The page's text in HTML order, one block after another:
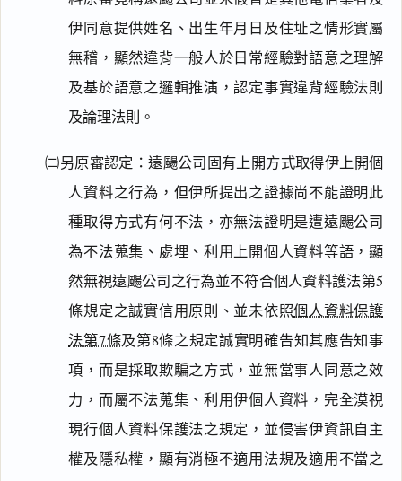
伊同意提供姓名、出生年月日及住址之情形實屬
無稽，顯然違背一般人於日常經驗對語意之理解
及基於語意之邏輯推演，認定事實違背經驗法則
及論理法則。
㈡另原審認定：遠颺公司固有上開方式取得伊上開個
人資料之行為，但伊所提出之證據尚不能證明此
種取得方式有何不法，亦無法證明是遭遠颺公司
為不法蒐集、處埋、利用上開個人資料等語，顯
然無視遠颺公司之行為並不符合個人資料護法第5
條規定之誠實信用原則、並未依照個人資料保護
法第7條及第8條之規定誠實明確告知其應告知事
項，而是採取欺騙之方式，並無當事人同意之效
力，而屬不法蒐集、利用伊個人資料，完全漠視
現行個人資料保護法之規定，並侵害伊資訊自主
權及隱私權，顯有消極不適用法規及適用不當之